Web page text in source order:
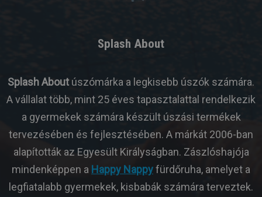
Splash About
Splash Aboutúszómárka a legkisebb úszók számára.
A vállalat több, mint 25 éves tapasztalattal rendelkezik
a gyermekek számára készült úszási termékek
tervezésében és fejlesztésében. A márkát 2006-ban
alapították az Egyesült Királyságban. Zászlóshajója
mindenképpen a Happy Nappyfürdőruha, amelyet a
legfiatalabb gyermekek, kisbabák számára terveztek.